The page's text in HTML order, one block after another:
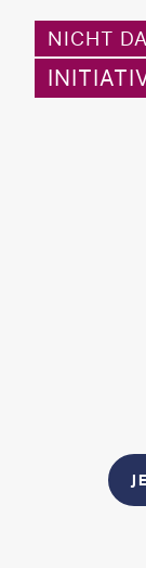
NICHT